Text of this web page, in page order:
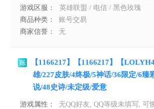
游戏区服：
英雄联盟 / 电信 / 黑色玫瑰
商品种类：
账号交易
商家信誉：
无
【1166217】【1166217】【
雄/227皮肤/4终极/5神话/36限定/6臻
说/48史诗/未定级/爱意
游戏属性：
无QQ好友, QQ等级未填写, 可